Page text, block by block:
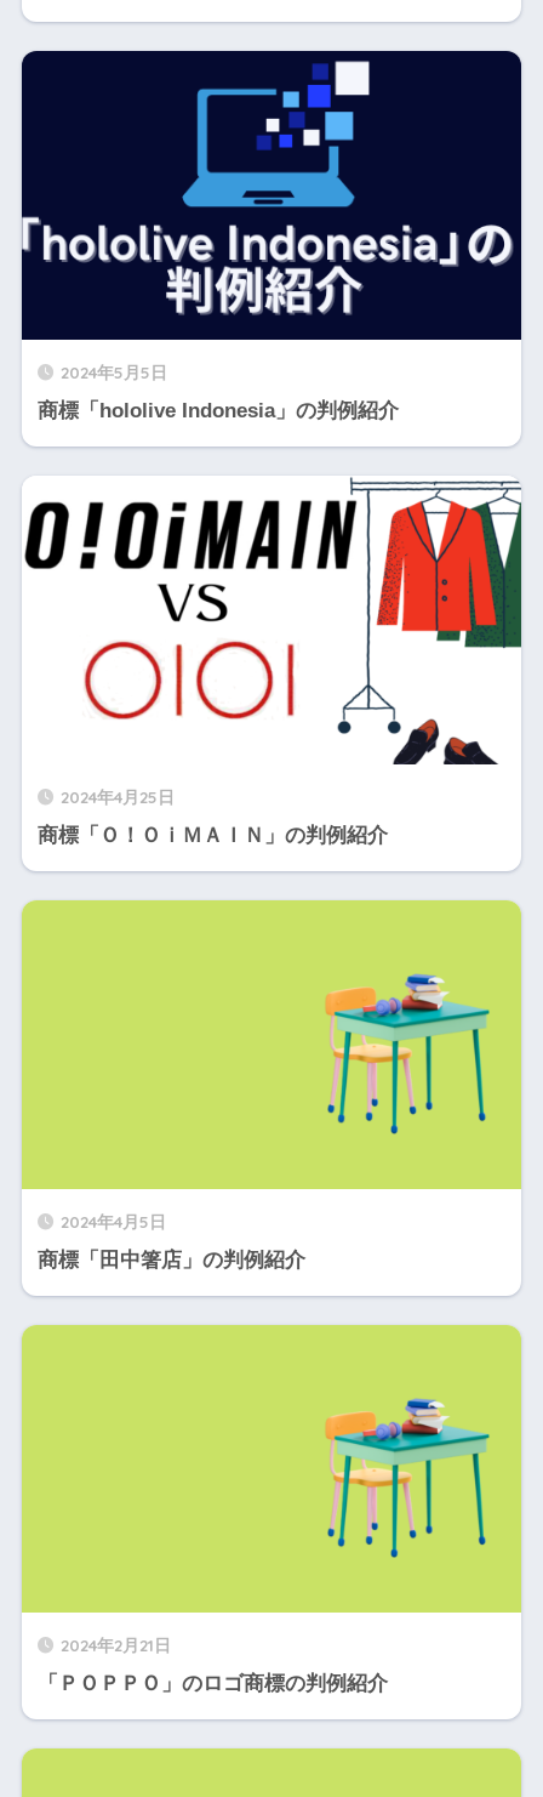
2024年5月5日
商標「hololive Indonesia」の判例紹介
2024年4月25日
商標「Ｏ！ＯｉＭＡＩＮ」の判例紹介
2024年4月5日
商標「田中箸店」の判例紹介
2024年2月21日
「ＰＯＰＰＯ」のロゴ商標の判例紹介